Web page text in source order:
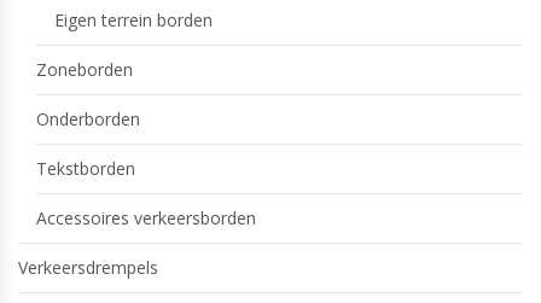
Eigen terrein borden
Zoneborden
Onderborden
Tekstborden
Accessoires verkeersborden
Verkeersdrempels